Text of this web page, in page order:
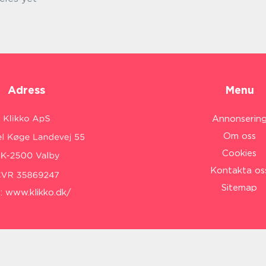
Adress
www.klikko.dk/
Menu
Om oss
Cookies
Kontakta
Sitemap